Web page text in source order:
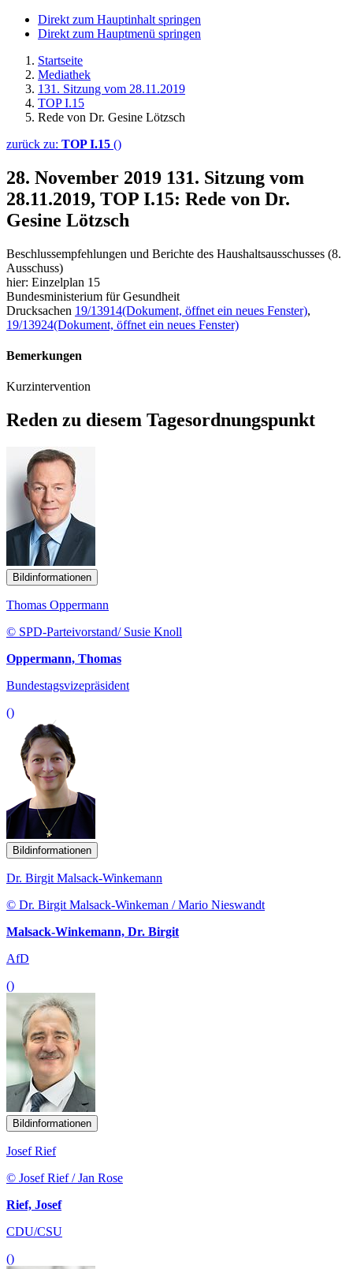
Direkt zum Hauptinhalt springen
Direkt zum Hauptmenü springen
Startseite
Mediathek
131. Sitzung vom 28.11.2019
TOP I.15
Rede von Dr. Gesine Lötzsch
zurück zu: TOP I.15 ()
28. November 2019 131. Sitzung vom
28.11.2019, TOP I.15: Rede von Dr.
Gesine Lötzsch
Beschlussempfehlungen und Berichte des Haushaltsausschusses (8.
Ausschuss)
hier: Einzelplan 15
Bundesministerium für Gesundheit
Drucksachen 19/13914(Dokument, öffnet ein neues Fenster),
19/13924(Dokument, öffnet ein neues Fenster)
Bemerkungen
Kurzintervention
Reden zu diesem Tagesordnungspunkt
Bildinformationen
Thomas Oppermann
© SPD-Parteivorstand/ Susie Knoll
Oppermann, Thomas
Bundestagsvizepräsident
()
Bildinformationen
Dr. Birgit Malsack-Winkemann
© Dr. Birgit Malsack-Winkeman / Mario Nieswandt
Malsack-Winkemann, Dr. Birgit
AfD
()
Bildinformationen
Josef Rief
© Josef Rief / Jan Rose
Rief, Josef
CDU/CSU
()